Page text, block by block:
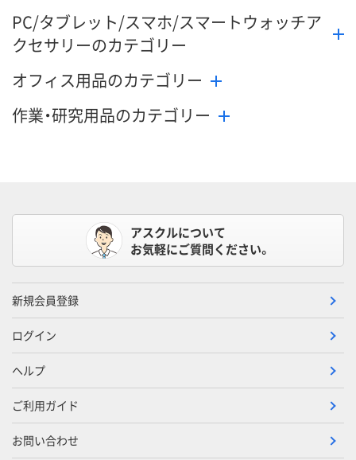
カゴへ カゴへ カ
PC/タブレット/スマホ/スマートウォッチア
クセサリーのカテゴリー
オフィス用品のカテゴリー
作業・研究用品のカテゴリー
アスクルについて
お気軽にご質問ください。
新規会員登録
ログイン
ヘルプ
ご利用ガイド
お問い合わせ